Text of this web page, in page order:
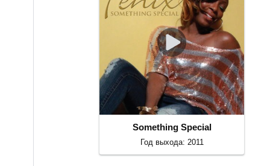
Something Special
Год выхода: 2011